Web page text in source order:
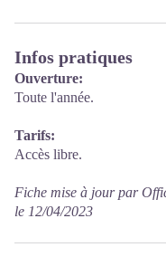
Infos pratiques
Ouverture:
Toute l'année.
Tarifs:
Accès libre.
Fiche mise à jour par
le 12/04/2023